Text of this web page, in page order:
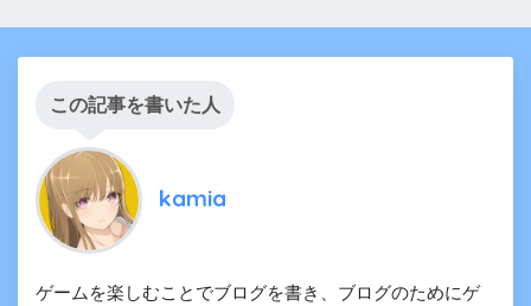
この記事を書いた人
kamia
ゲームを楽しむことでブログを書き、ブログのためにゲ